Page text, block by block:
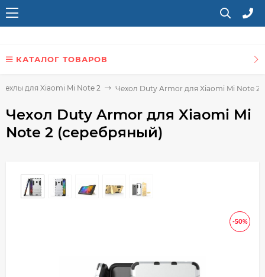
КАТАЛОГ ТОВАРОВ
Чехлы для Xiaomi Mi Note 2 Чехол Duty Armor для Xiaomi Mi Note 2
Чехол Duty Armor для Xiaomi Mi
Note 2 (серебряный)
-50%